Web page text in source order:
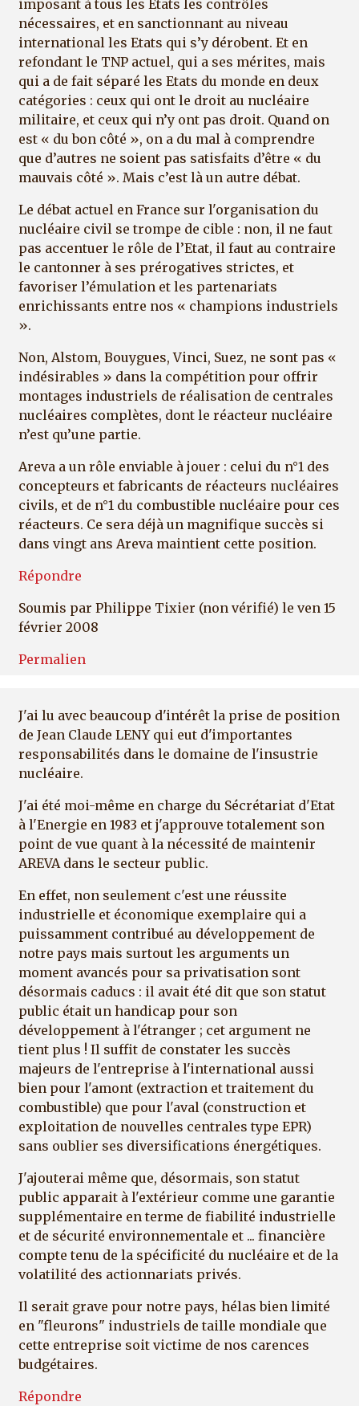
imposant à tous les Etats les contrôles
nécessaires, et en sanctionnant au niveau
international les Etats qui s’y dérobent. Et en
refondant le TNP actuel, qui a ses mérites, mais
qui a de fait séparé les Etats du monde en deux
catégories : ceux qui ont le droit au nucléaire
militaire, et ceux qui n’y ont pas droit. Quand on
est « du bon côté », on a du mal à comprendre
que d’autres ne soient pas satisfaits d’être « du
mauvais côté ». Mais c’est là un autre débat.
Le débat actuel en France sur l'organisation du
nucléaire civil se trompe de cible : non, il ne faut
pas accentuer le rôle de l’Etat, il faut au contraire
le cantonner à ses prérogatives strictes, et
favoriser l’émulation et les partenariats
enrichissants entre nos « champions industriels
».
Non, Alstom, Bouygues, Vinci, Suez, ne sont pas «
indésirables » dans la compétition pour offrir
montages industriels de réalisation de centrales
nucléaires complètes, dont le réacteur nucléaire
n’est qu’une partie.
Areva a un rôle enviable à jouer : celui du n°1 des
concepteurs et fabricants de réacteurs nucléaires
civils, et de n°1 du combustible nucléaire pour ces
réacteurs. Ce sera déjà un magnifique succès si
dans vingt ans Areva maintient cette position.
Répondre
Soumis par Philippe Tixier (non vérifié) le ven 15
février 2008
Permalien
J'ai lu avec beaucoup d'intérêt la prise de position
de Jean Claude LENY qui eut d'importantes
responsabilités dans le domaine de l'insustrie
nucléaire.
J'ai été moi-même en charge du Sécrétariat d'Etat
à l'Energie en 1983 et j'approuve totalement son
point de vue quant à la nécessité de maintenir
AREVA dans le secteur public.
En effet, non seulement c'est une réussite
industrielle et économique exemplaire qui a
puissamment contribué au développement de
notre pays mais surtout les arguments un
moment avancés pour sa privatisation sont
désormais caducs : il avait été dit que son statut
public était un handicap pour son
développement à l'étranger ; cet argument ne
tient plus ! Il suffit de constater les succès
majeurs de l'entreprise à l'international aussi
bien pour l'amont (extraction et traitement du
combustible) que pour l'aval (construction et
exploitation de nouvelles centrales type EPR)
sans oublier ses diversifications énergétiques.
J'ajouterai même que, désormais, son statut
public apparait à l'extérieur comme une garantie
supplémentaire en terme de fiabilité industrielle
et de sécurité environnementale et ... financière
compte tenu de la spécificité du nucléaire et de la
volatilité des actionnariats privés.
Il serait grave pour notre pays, hélas bien limité
en "fleurons" industriels de taille mondiale que
cette entreprise soit victime de nos carences
budgétaires.
Répondre